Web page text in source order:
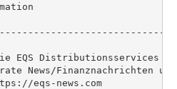
EQS Distributionsservices
News/Finanznachrichten
eqs-news.com